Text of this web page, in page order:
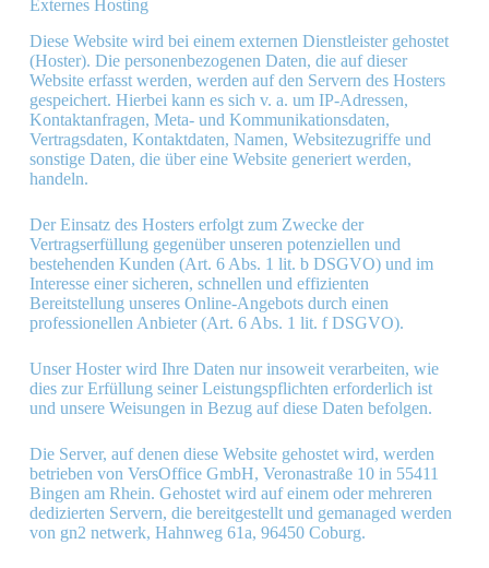
Externes Hosting
Diese Website wird bei einem externen Dienstleister gehostet
(Hoster). Die personenbezogenen Daten, die auf dieser
Website erfasst werden, werden auf den Servern des Hosters
gespeichert. Hierbei kann es sich v. a. um IP-Adressen,
Kontaktanfragen, Meta- und Kommunikationsdaten,
Vertragsdaten, Kontaktdaten, Namen, Websitezugriffe und
sonstige Daten, die über eine Website generiert werden,
handeln.
Der Einsatz des Hosters erfolgt zum Zwecke der
Vertragserfüllung gegenüber unseren potenziellen und
bestehenden Kunden (Art. 6 Abs. 1 lit. b DSGVO) und im
Interesse einer sicheren, schnellen und effizienten
Bereitstellung unseres Online-Angebots durch einen
professionellen Anbieter (Art. 6 Abs. 1 lit. f DSGVO).
Unser Hoster wird Ihre Daten nur insoweit verarbeiten, wie
dies zur Erfüllung seiner Leistungspflichten erforderlich ist
und unsere Weisungen in Bezug auf diese Daten befolgen.
Die Server, auf denen diese Website gehostet wird, werden
betrieben von VersOffice GmbH, Veronastraße 10 in 55411
Bingen am Rhein. Gehostet wird auf einem oder mehreren
dedizierten Servern, die bereitgestellt und gemanaged werden
von gn2 netwerk, Hahnweg 61a, 96450 Coburg.